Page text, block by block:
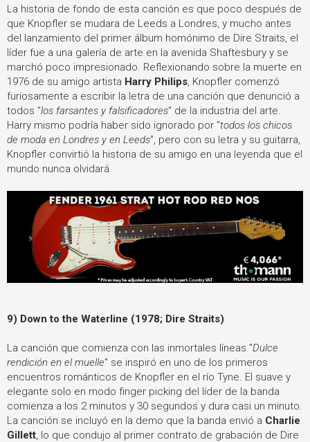
La historia de fondo de esta canción es que poco después de
que Knopfler se mudara de Leeds a Londres, y mucho antes
del lanzamiento del primer álbum homónimo de Dire Straits, el
líder fue a una galería de arte en la avenida Shaftesbury y se
marchó poco impresionado. Reflexionando sobre la muerte en
1976 de su amigo artista Harry Philips, Knopfler comenzó
furiosamente a escribir la letra de una canción que denunció a
todos "los farsantes y falsificadores" de la industria del arte.
Harry mismo podría haber sido ignorado por "todos los chicos
de moda en Londres y en Leeds", pero con su letra y su guitarra,
Knopfler convirtió la historia de su amigo en una leyenda que el
mundo nunca olvidará.
9) Down to the Waterline (1978; Dire Straits)
La canción que comienza con las inmortales líneas "Dulce
rendición en el muelle" se inspiró en uno de los primeros
encuentros románticos de Knopfler en el río Tyne. El suave y
elegante solo en modo finger picking del líder de la banda
comienza a los 2 minutos y 30 segundos y dura casi un minuto.
La canción se incluyó en la demo que la banda envió a Charlie
Gillett , lo que condujo al primer contrato de grabación de Dire